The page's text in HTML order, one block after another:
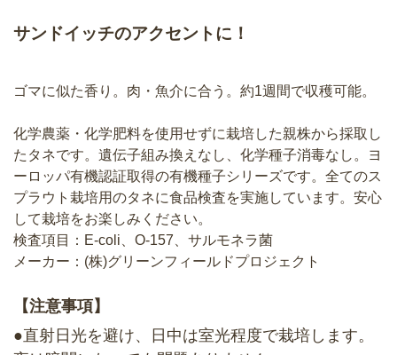
サンドイッチのアクセントに！
ゴマに似た香り。肉・魚介に合う。約1週間で収穫可能。
化学農薬・化学肥料を使用せずに栽培した親株から採取し
たタネです。遺伝子組み換えなし、化学種子消毒なし。ヨ
ーロッパ有機認証取得の有機種子シリーズです。全てのス
プラウト栽培用のタネに食品検査を実施しています。安心
して栽培をお楽しみください。
検査項目：E-coli、O-157、サルモネラ菌
メーカー：(株)グリーンフィールドプロジェクト
【注意事項】
●直射日光を避け、日中は室光程度で栽培します。